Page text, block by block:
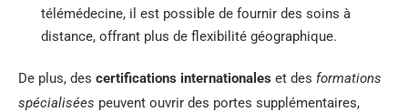
télémédecine, il est possible de fournir des soins à
distance, offrant plus de flexibilité géographique.
De plus, des certifications internationales et des formations
spécialisées peuvent ouvrir des portes supplémentaires,